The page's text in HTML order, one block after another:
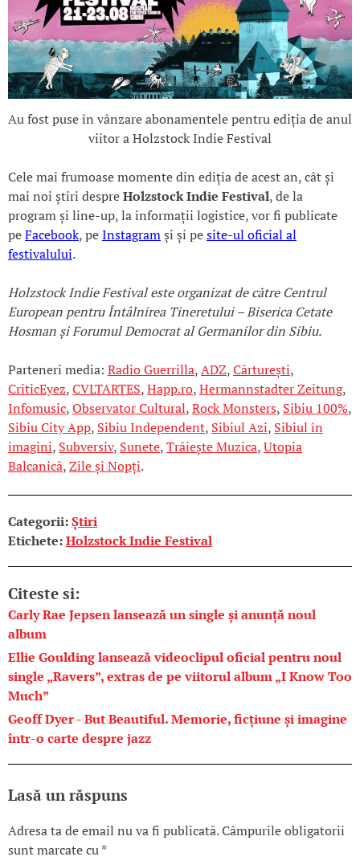
Au fost puse în vânzare abonamentele pentru ediția de anul
viitor a Holzstock Indie Festival
Cele mai frumoase momente din ediția de acest an, cât și
mai noi știri despreHolzstock Indie Festival, de la
program și line-up, la informații logistice, vor fi publicate
peFacebook, peInstagramși și pesite-ul oficial al
festivalului.
Holzstock Indie Festival este organizat de către Centrul
European pentru Întâlnirea Tineretului – Biserica Cetate
Hosman și Forumul Democrat al Germanilor din Sibiu.
Parteneri media: Radio Guerrilla,ADZ,Cărturești,
CriticEyez,CVLTARTES,Happ.ro,Hermannstadter Zeitung,
Infomusic,Observator Cultural,Rock Monsters, Sibiu 100%,
Sibiu City App, Sibiu Independent, Sibiul Azi, Sibiul în
imagini, Subversiv, Sunete,Trăiește Muzica,Utopia
Balcanică,Zile și Nopți.
Categorii:Știri
Etichete:Holzstock Indie Festival
Citeste si:
Carly Rae Jepsen lansează un single și anunță noul
album
Ellie Goulding lansează videoclipul oficial pentru noul
single „Ravers”, extras de pe viitorul album „I Know Too
Much”
Geoff Dyer - But Beautiful. Memorie, ficțiune și imagine
într-o carte despre jazz
Lasă un răspuns
Adresa ta de email nu va fi publicată.Câmpurile obligatorii
sunt marcate cu*